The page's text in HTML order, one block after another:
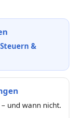
&
und wann nicht.